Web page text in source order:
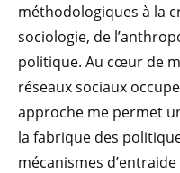
méthodologiques à la
sociologie, de
politique. Au cœur de
réseaux sociaux
approche me permet
la fabrique des
mécanismes